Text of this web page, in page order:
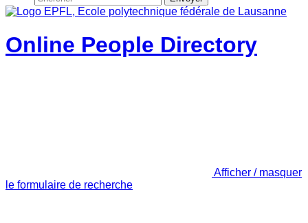
Online People Directory
Afficher / masquer
le formulaire de recherche